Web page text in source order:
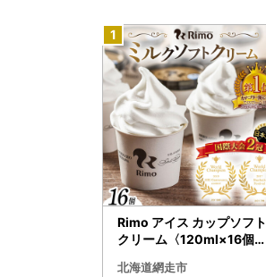
Rimo アイス カップソフト
クリーム〈120ml×16個〉
北海道網走市